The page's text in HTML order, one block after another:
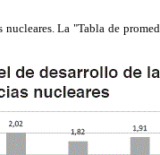
La "Tabla de